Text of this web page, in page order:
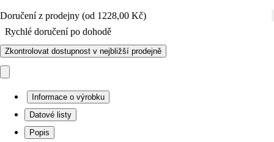
Doručení z prodejny (od 1228,00 Kč)
Rychlé doručení po dohodě
Zkontrolovat dostupnost v nejbližší prodejně
Informace o výrobku
Datové listy
Popis